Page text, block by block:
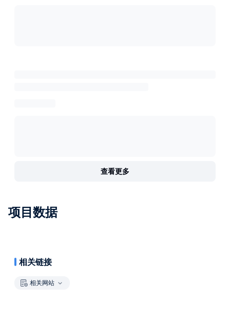
查看更多
项目数据
相关链接
相关网站